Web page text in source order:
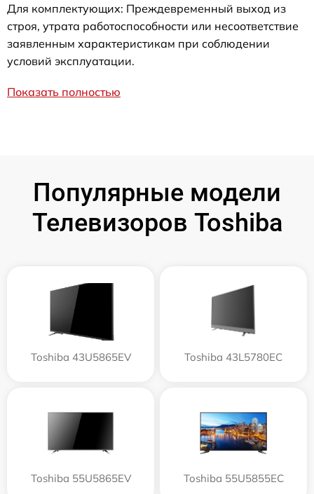
Для комплектующих: Преждевременный выход из
строя, утрата работоспособности или несоответствие
заявленным характеристикам при соблюдении
условий эксплуатации.
Показать полностью
Популярные модели
Телевизоров Toshiba
Toshiba 43U5865EV Toshiba 43L5780EC
Toshiba 55U5865EV Toshiba 55U5855EC